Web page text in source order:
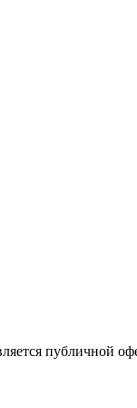
публичной